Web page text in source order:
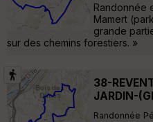
Randonnée
Mamert
grande
sur des chemins forestiers. »
38-
JARDIN-
Randonnée